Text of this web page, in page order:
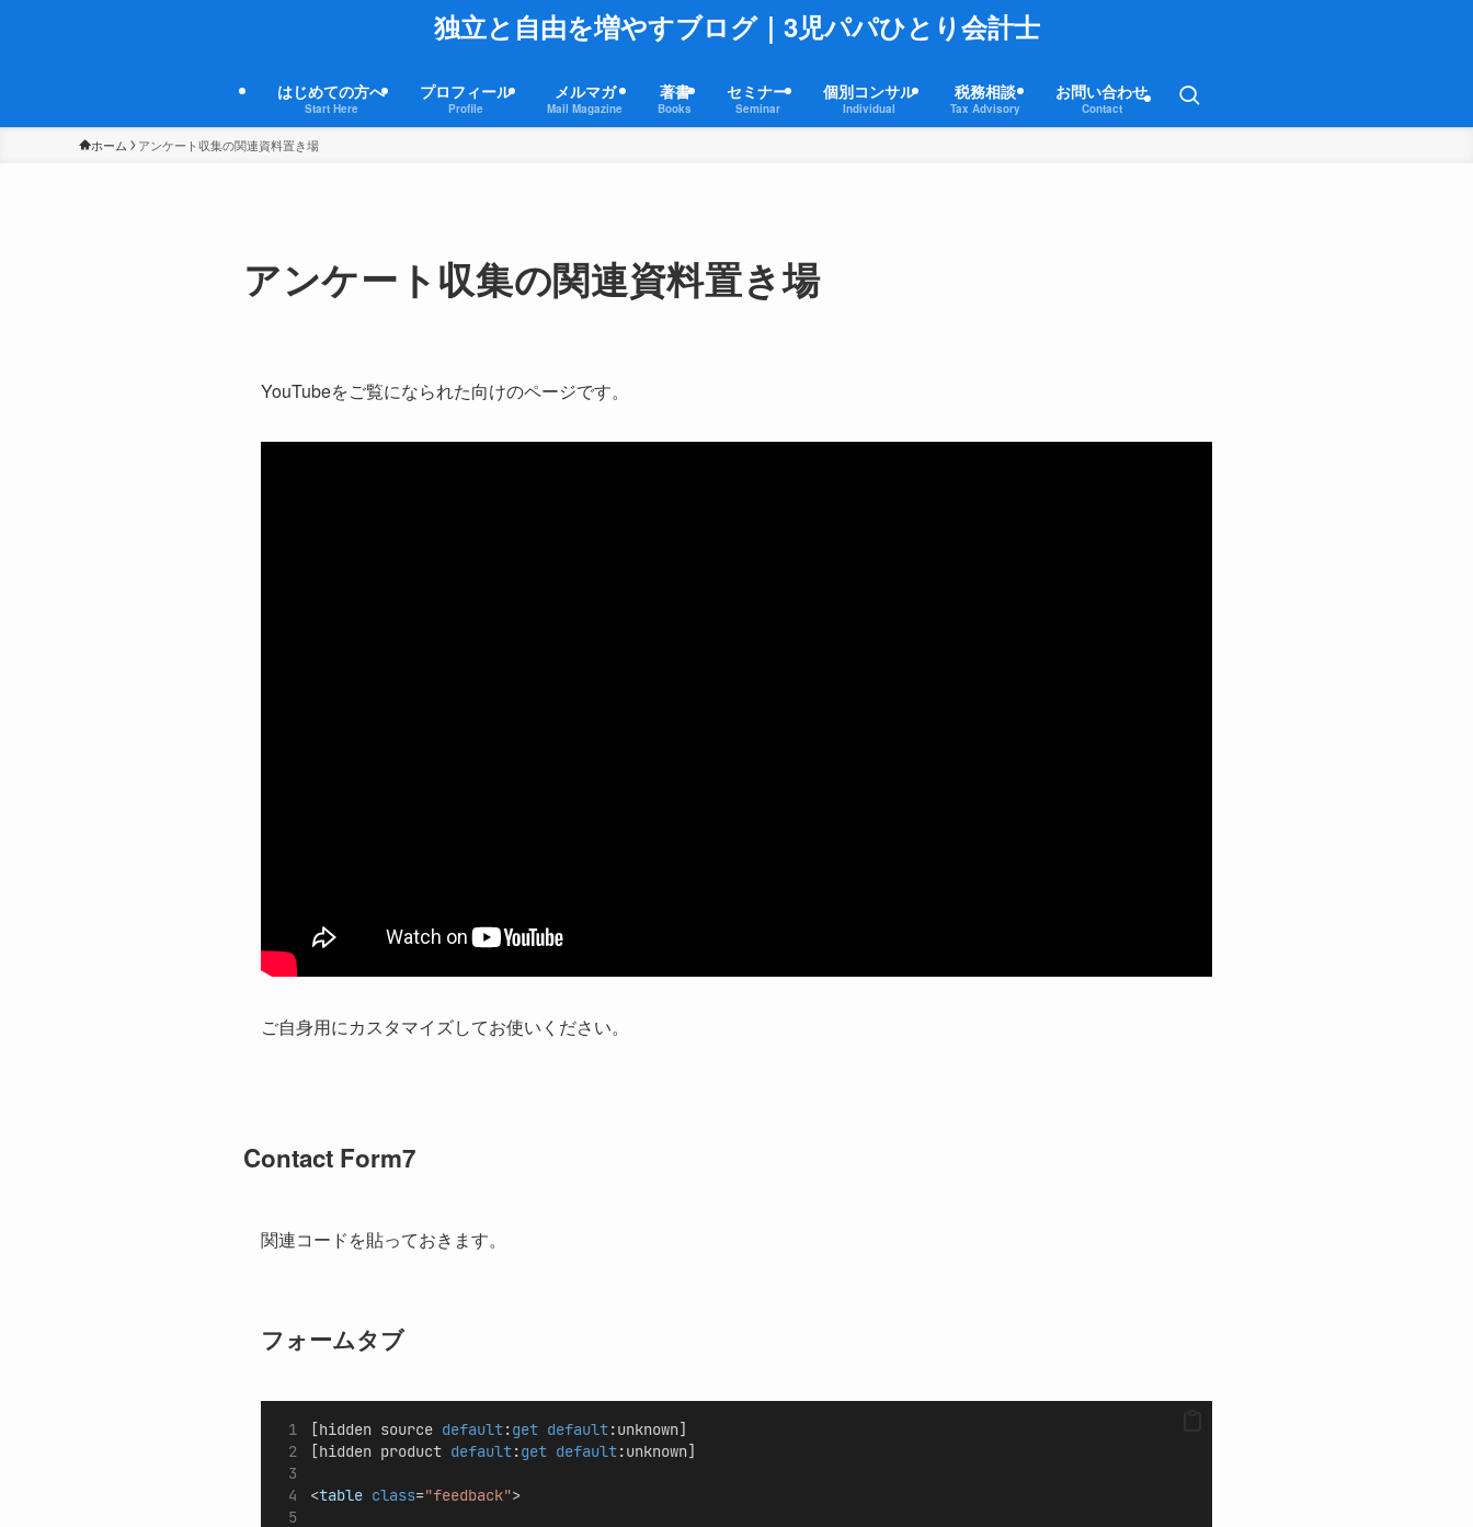
独立と自由を増やすブログ｜3児パパひとり会計士
はじめての方へ
Start Here
プロフィール
Profile
メルマガ
Mail Magazine
著書
Books
セミナー
Seminar
個別コンサル
Individual
税務相談
Tax Advisory
お問い合わせ
Contact
ホーム アンケート収集の関連資料置き場
アンケート収集の関連資料置き場
YouTubeをご覧になられた向けのページです。
ご自身用にカスタマイズしてお使いください。
Contact Form7
関連コードを貼っておきます。
フォームタブ
[hidden source default:get default:unknown]
[hidden product default:get default:unknown]
<table class="feedback">